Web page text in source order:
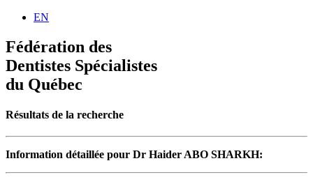
EN
Fédération des
Dentistes Spécialistes
du Québec
Résultats de la recherche
Information détaillée pour Dr Haider ABO SHARKH: